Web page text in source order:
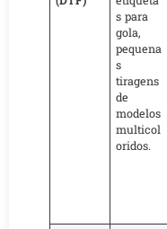
s para
gola,
pequena
s
tiragens
de
modelos
multicol
oridos.